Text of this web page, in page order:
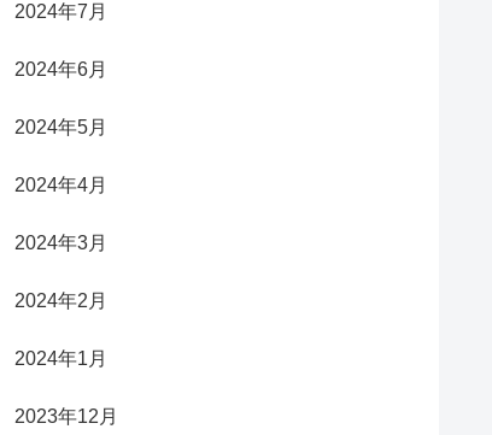
2024年7月
2024年6月
2024年5月
2024年4月
2024年3月
2024年2月
2024年1月
2023年12月